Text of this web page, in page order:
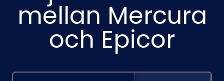
mellan Mercura
och Epicor